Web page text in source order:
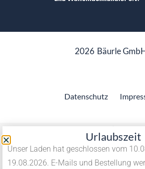
2026 Bäurle
Datenschutz
Urlaubszeit
Unser Laden hat geschlossen vom
19.08.2026. E-Mails und Bestellung